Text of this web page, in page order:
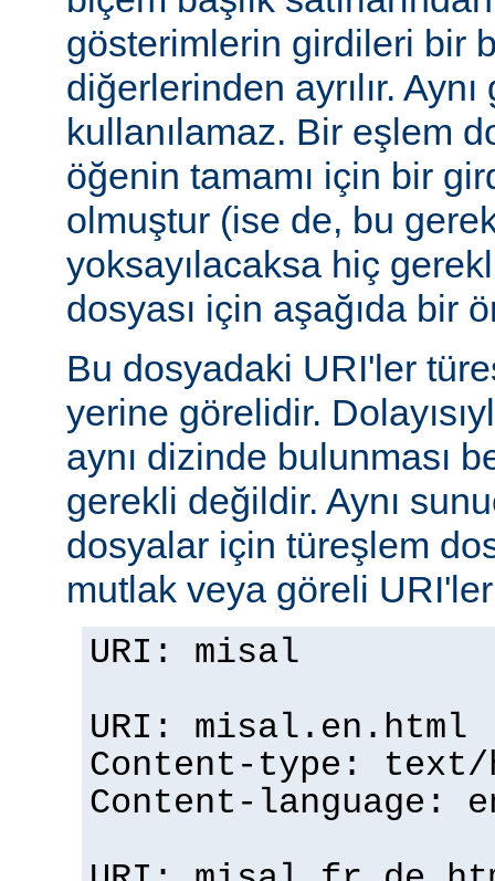
gösterimlerin girdileri bir
diğerlerinden ayrılır.
kullanılamaz. Bir eşlem
öğenin tamamı için bir
olmuştur (ise de, bu
yoksayılacaksa hiç
dosyası için aşağıda bir
Bu dosyadaki URI'ler
yerine görelidir.
aynı dizinde bulunması
gerekli değildir. Aynı
dosyalar için türeşlem
mutlak veya göreli
URI: misal
URI: misal.en.html
Content-type: text/
Content-language: